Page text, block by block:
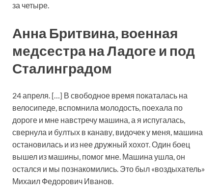
за четыре.
Анна Бритвина, военная
медсестра на Ладоге и под
Сталинградом
24 апреля. […] В свободное время покаталась на
велосипеде, вспомнила молодость, поехала по
дороге и мне навстречу машина, а я испугалась,
свернула и бултых в канаву, видочек у меня, машина
остановилась и из нее дружный хохот. Один боец
вышел из машины, помог мне. Машина ушла, он
остался и мы познакомились. Это был «воздыхатель»
Михаил Федорович Иванов.